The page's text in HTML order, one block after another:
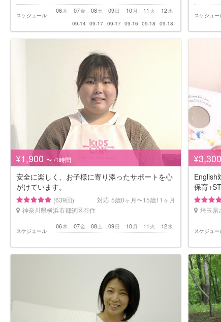
スケジュール
木
06 金
07 土
08 日
09 月
10 火
11 水
12
09-14 09-17 09-17 09-16 09-18 09-18
スケジュー
¥1,900 〜 /1時間
安全に楽しく、お子様に寄り添ったサポートを心
がけています。
(639回) 対応 5歳0ヶ月〜15歳11ヶ月
神奈川県横浜市都筑区在住
スケジュール
木
06 金
07 土
08 日
09 月
10 火
11 水
12
¥3,300
English
保育
埼玉県
スケジュー